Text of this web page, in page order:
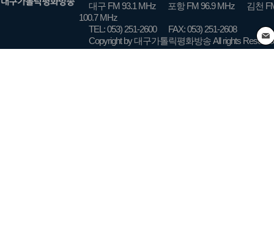
대구 FM 93.1 MHz
포항 FM 96.9 MHz
김천
100.7 MHz
TEL: 053) 251-2600
FAX: 053) 251-2608
Copyright by 대구가톨릭평화방송 All rights